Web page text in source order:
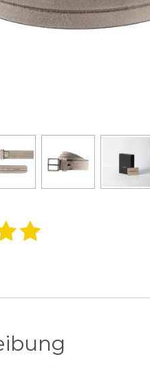
5
e
n
B
u
a
b